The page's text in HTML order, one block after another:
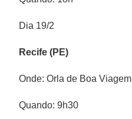
Dia 19/2
Recife (PE)
Onde: Orla de Boa Viagem
Quando: 9h30